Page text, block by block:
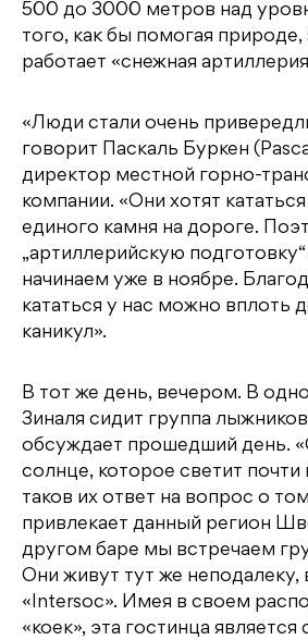
500 до 3000 метров над
того, как бы помогая
работает «снежная
«Люди стали очень
говорит Паскаль Буркен
директор местной горно-
компании. «Они хотят
единого камня на дороге.
„артиллерийскую
начинаем уже в ноябре.
кататься у нас можно вплоть
каникул».
В тот же день, вечером. В
Зиналя сидит группа
обсуждает прошедший день.
солнце, которое светит
таков их ответ на вопрос о
привлекает данный регион
другом баре мы встречаем
Они живут тут же неподалеку,
«Intersoc». Имея в своем
«коек», эта гостинца